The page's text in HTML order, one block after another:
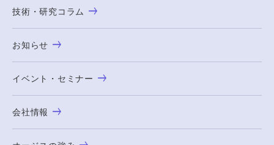
技術・研究コラム
お知らせ
イベント・セミナー
会社情報